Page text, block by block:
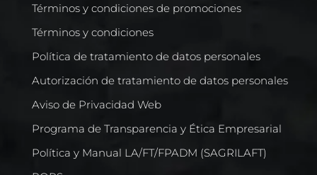
Términos y condiciones de promociones
Términos y condiciones
Política de tratamiento de datos personales
Autorización de tratamiento de datos personales
Aviso de Privacidad Web
Programa de Transparencia y Ética Empresarial
Política y Manual LA/FT/FPADM (SAGRILAFT)